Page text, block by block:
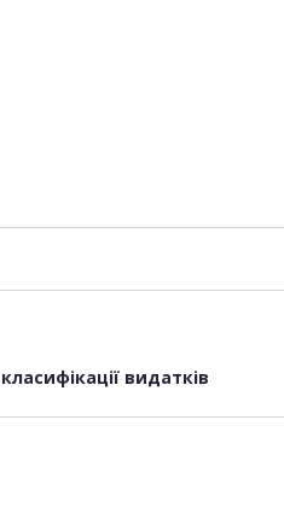
видатків